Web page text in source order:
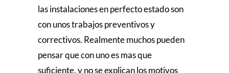
las instalaciones en perfecto estado son
con unos trabajos preventivos y
correctivos. Realmente muchos pueden
pensar que con uno es mas que
suficiente, y no se explican los motivos